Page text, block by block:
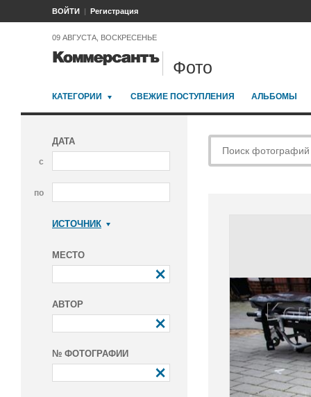
ВОЙТИ Регистрация
09 АВГУСТА, ВОСКРЕСЕНЬЕ
Фото
КАТЕГОРИИ СВЕЖИЕ ПОСТУПЛЕНИЯ АЛЬБОМЫ
ДАТА
с
по
ИСТОЧНИК
МЕСТО
АВТОР
№ ФОТОГРАФИИ